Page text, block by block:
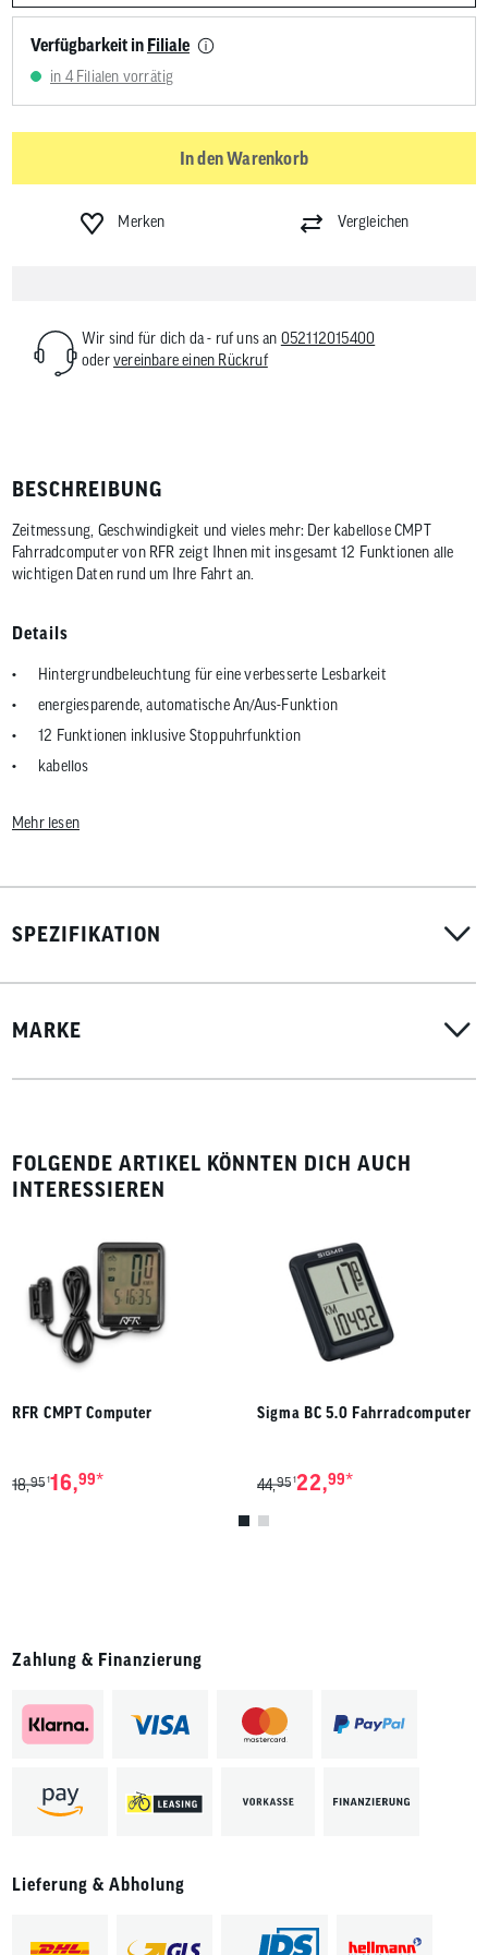
Verfügbarkeit in Filiale
in 4 Filialen vorrätig
In den Warenkorb
Merken Vergleichen
Wir sind für dich da - ruf uns an 052112015400
odervereinbare einen Rückruf
BESCHREIBUNG
Zeitmessung, Geschwindigkeit und vieles mehr: Der kabellose CMPT
Fahrradcomputer von RFR zeigt Ihnen mit insgesamt 12 Funktionen alle
wichtigen Daten rund um Ihre Fahrt an.
Details
Hintergrundbeleuchtung für eine verbesserte Lesbarkeit
energiesparende, automatische An/Aus-Funktion
12 Funktionen inklusive Stoppuhrfunktion
kabellos
Gewicht: ca. 110 g
Mehr lesen
SPEZIFIKATION
MARKE
FOLGENDE ARTIKEL KÖNNTEN DICH AUCH
INTERESSIEREN
RFR CMPT Computer
18,95 116,99*
Sigma BC 5.0 Fahrradcomputer
44,95 122,99*
Zahlung & Finanzierung
Lieferung & Abholung